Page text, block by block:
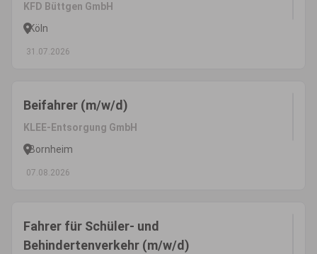
KFD Büttgen GmbH
Köln
31.07.2026
Beifahrer (m/w/d)
KLEE-Entsorgung GmbH
Bornheim
07.08.2026
Fahrer für Schüler- und
Behindertenverkehr (m/w/d)